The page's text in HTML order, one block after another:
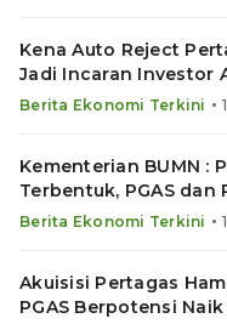
Kena Auto Reject
Jadi Incaran Investor
Berita Ekonomi Terkini •
Kementerian BUMN :
Terbentuk, PGAS
Berita Ekonomi Terkini •
Akuisisi Pertagas
PGAS Berpotensi